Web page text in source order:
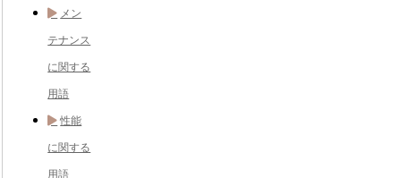
メン
テナンス
に関する
用語
性能
に関する
用語